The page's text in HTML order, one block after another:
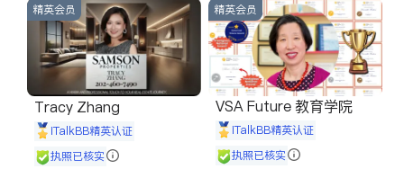
精英会员
Tracy Zhang
iTalkBB精英认证
执照已核实
精英会员
VSA Future 教育学院
iTalkBB精英认证
执照已核实